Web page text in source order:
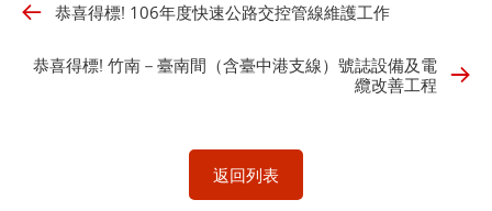
恭喜得標! 106年度快速公路交控管線維護工作
恭喜得標! 竹南－臺南間（含臺中港支線）號誌設備及電
纜改善工程
返回列表